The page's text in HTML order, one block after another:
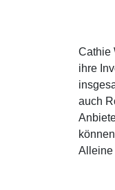
Cathie
ihre
auch
Alleine